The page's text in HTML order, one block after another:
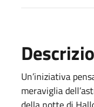
Un’iniziativa
meraviglia